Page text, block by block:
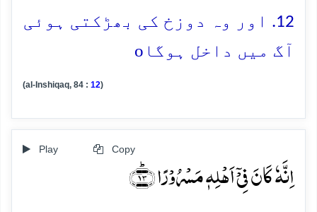
12. اور وہ دوزخ کی بھڑکتی ہوئی
آگ میں داخل ہوگا o
(al-Inshiqaq, 84 : 12)
Play Copy
اِنَّہٗ کَانَ فِیۡۤ اَہۡلِہٖ مَسۡرُوۡرًا ﴿ؕ۱۳﴾